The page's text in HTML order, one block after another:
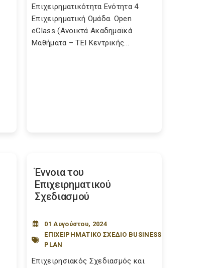
Επιχειρηματικότητα Ενότητα 4
Επιχειρηματική Ομάδα. Open
eClass (Ανοικτά Ακαδημαϊκά
Μαθήματα – ΤΕΙ Κεντρικής...
Έννοια του
Επιχειρηματικού
Σχεδιασμού
01 Αυγούστου, 2024
ΕΠΙΧΕΙΡΗΜΑΤΙΚΟ ΣΧΕΔΙΟ BUSINESS
PLAN
Επιχειρησιακός Σχεδιασμός και